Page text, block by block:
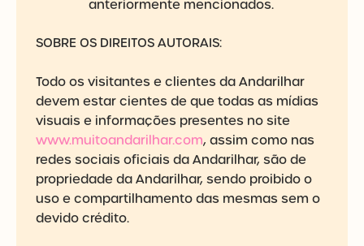
anteriormente mencionados.
SOBRE OS DIREITOS AUTORAIS:
Todo os visitantes e clientes da Andarilhar
devem estar cientes de que todas as mídias
visuais e informações presentes no site
www.muitoandarilhar.com, assim como nas
redes sociais oficiais da Andarilhar, são de
propriedade da Andarilhar, sendo proibido o
uso e compartilhamento das mesmas sem o
devido crédito.